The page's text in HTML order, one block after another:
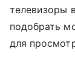
телевизоры
подобрать
для